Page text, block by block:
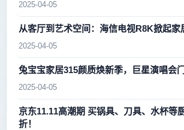
2025-04-05
从客厅到艺术空间：海信电视R8K掀起家
2025-04-05
兔宝宝家居315颜质焕新季，巨星演唱会
2025-04-05
京东11.11高潮期 买锅具、刀具、水杯等
折！